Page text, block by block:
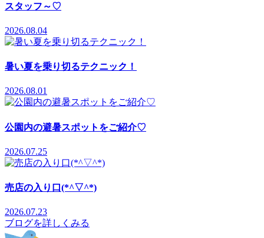
スタッフ～♡
2026.08.04
暑い夏を乗り切るテクニック！
2026.08.01
公園内の避暑スポットをご紹介♡
2026.07.25
売店の入り口(*^▽^*)
2026.07.23
ブログを詳しくみる